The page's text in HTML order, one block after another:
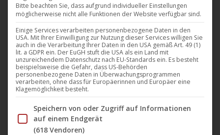
Der fünfte Film beimDarling, Berlin! Berlin, Sayang!
Berlin, Teerak!Online Festival ist „Rückenwind von vorn
vonPhilipp Eichholtz, Im Film begleiten wir die Berlinerin
Charlie, die es verdammt schwer findet, die Erwartungen
ihres Umfelds und ihre eigenen auseinander zu halten. Ihr
Freund Marco möchte ein Kind, und ihr Kollege Gerry
mutmaßt ganz ungefragt: „Fünf Jahre zusammen? Na, da
seid ihr doch bestimmt bald zu dritt…?“ Doch Charlie ist sich
überhaupt nicht sicher: Ist das schön, ein Kind zu haben,
oder verschwindet sie selbst dabei mit ihren
Bitte beachten Sie, dass aufgrund individueller Einstellungen
möglicherweise nicht alle Funktionen der Website verfügbar sind.
Einige Services verarbeiten personenbezogene Daten in den
USA. Mit Ihrer Einwilligung zur Nutzung dieser Services willigen Sie
auch in die Verarbeitung Ihrer Daten in den USA gemäß Art. 49 (1)
lit. a GDPR ein. Der EuGH stuft die USA als ein Land mit
unzureichendem Datenschutz nach EU-Standards ein. Es besteht
beispielsweise die Gefahr, dass US-Behörden
personenbezogene Daten in Überwachungsprogrammen
verarbeiten, ohne dass für Europäerinnen und Europäer eine
Klagemöglichkeit besteht.
Im Folgenden finden Sie eine Liste der Zwecke des IAB
Speichern von oder Zugriff auf Informationen
auf einem Endgerät
(618 Vendoren)